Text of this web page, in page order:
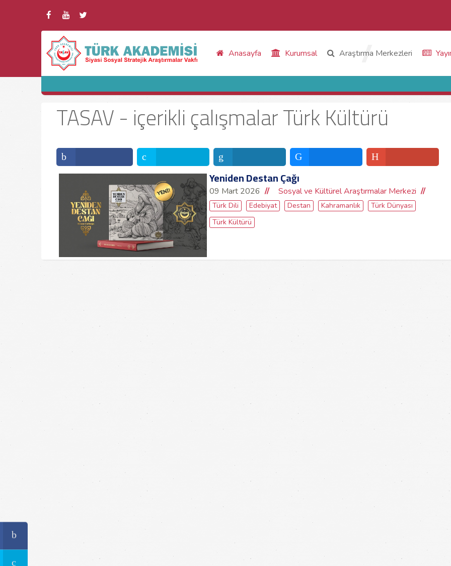
Anasayfa Kurumsal Araştırma Merkezleri
TASAV - içerikli çalışmalar Türk Kültürü
Yeniden Destan Çağı
09 Mart 2026 Sosyal ve Kültürel Araştırmalar Merkezi
Türk Dili Edebiyat Destan Kahramanlık
Türk Dünyası
Türk Kültürü